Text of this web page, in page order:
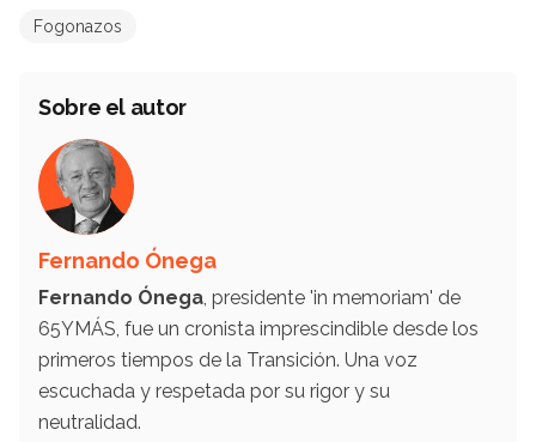
Fogonazos
Sobre el autor
Fernando Ónega
Fernando Ónega, presidente 'in memoriam' de
65YMÁS, fue un cronista imprescindible desde los
primeros tiempos de la Transición. Una voz
escuchada y respetada por su rigor y su
neutralidad.